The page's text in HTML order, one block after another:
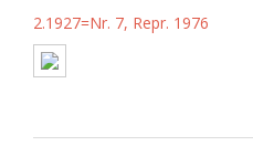
2.1927=Nr. 7, Repr. 1976